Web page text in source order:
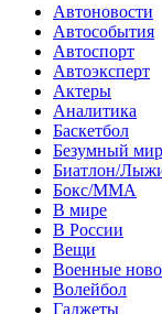
Автоновости
Автособытия
Автоспорт
Автоэксперт
Актеры
Аналитика
Баскетбол
Безумный мир
Биатлон/
Бокс/MMA
В мире
В России
Вещи
Военные
Волейбол
Гаджеты